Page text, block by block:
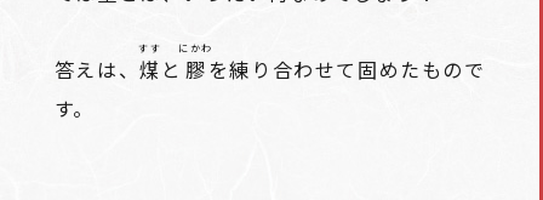
答えは、煤
すす
と 膠
にかわ
を練り合わせて固めたもので
す。